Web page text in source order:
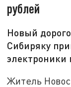
рублей
Новый
Сибиряку
электроники
Житель